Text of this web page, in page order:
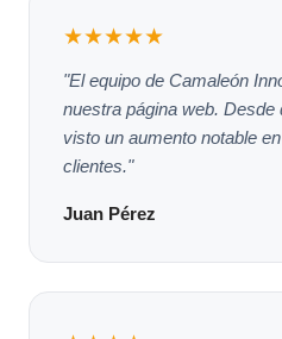
★★★★★
"El equipo de Camaleón
nuestra página web.
visto un aumento notable
clientes."
Juan Pérez